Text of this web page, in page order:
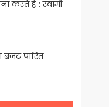
करते हैं : स्वामी
बजट पारित